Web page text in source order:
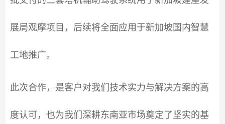
展局观摩项目，后续将全面应用于新加坡国内智慧
工地推广。
此次合作，是客户对我们技术实力与解决方案的高
度认可，也为我们深耕东南亚市场奠定了坚实的基